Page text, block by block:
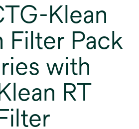
Klean
Filter Pack
with
RT